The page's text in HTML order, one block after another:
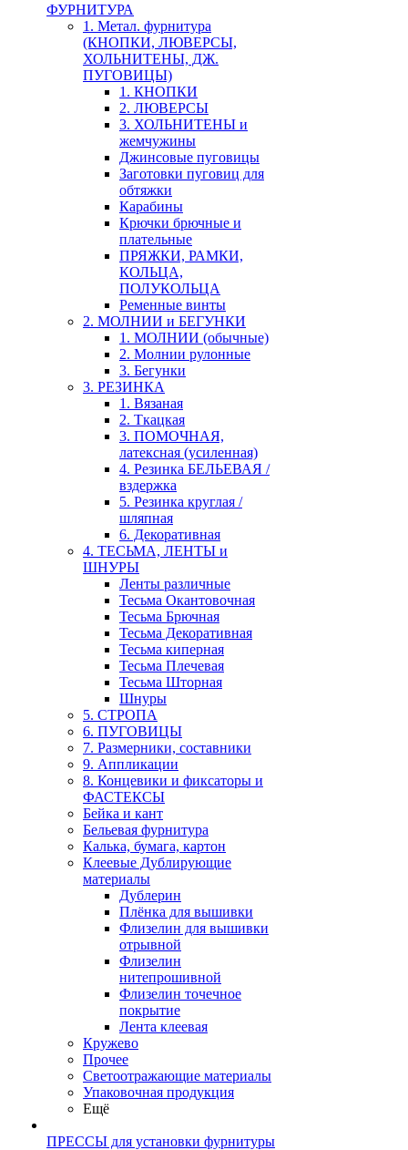
ФУРНИТУРА
1. Метал. фурнитура
(КНОПКИ, ЛЮВЕРСЫ,
ХОЛЬНИТЕНЫ, ДЖ.
ПУГОВИЦЫ)
1. КНОПКИ
2. ЛЮВЕРСЫ
3. ХОЛЬНИТЕНЫ и
жемчужины
Джинсовые пуговицы
Заготовки пуговиц для
обтяжки
Карабины
Крючки брючные и
плательные
ПРЯЖКИ, РАМКИ,
КОЛЬЦА,
ПОЛУКОЛЬЦА
Ременные винты
2. МОЛНИИ и БЕГУНКИ
1. МОЛНИИ (обычные)
2. Молнии рулонные
3. Бегунки
3. РЕЗИНКА
1. Вязаная
2. Ткацкая
3. ПОМОЧНАЯ,
латексная (усиленная)
4. Резинка БЕЛЬЕВАЯ /
вздержка
5. Резинка круглая /
шляпная
6. Декоративная
4. ТЕСЬМА, ЛЕНТЫ и
ШНУРЫ
Ленты различные
Тесьма Окантовочная
Тесьма Брючная
Тесьма Декоративная
Тесьма киперная
Тесьма Плечевая
Тесьма Шторная
Шнуры
5. СТРОПА
6. ПУГОВИЦЫ
7. Размерники, составники
9. Аппликации
8. Концевики и фиксаторы и
ФАСТЕКСЫ
Бейка и кант
Бельевая фурнитура
Калька, бумага, картон
Клеевые Дублирующие
материалы
Дублерин
Плёнка для вышивки
Флизелин для вышивки
отрывной
Флизелин
нитепрошивной
Флизелин точечное
покрытие
Лента клеевая
Кружево
Прочее
Светоотражающие материалы
Упаковочная продукция
Ещё
ПРЕССЫ для установки фурнитуры